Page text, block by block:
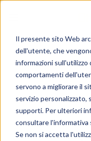
Il presente sito Web
dell'utente, che
informazioni sull'utilizzo
comportamenti
servono a migliorare il
servizio
supporti. Per ulteriori
consultare l'informativa
Se non si accetta
Espositori
sono la